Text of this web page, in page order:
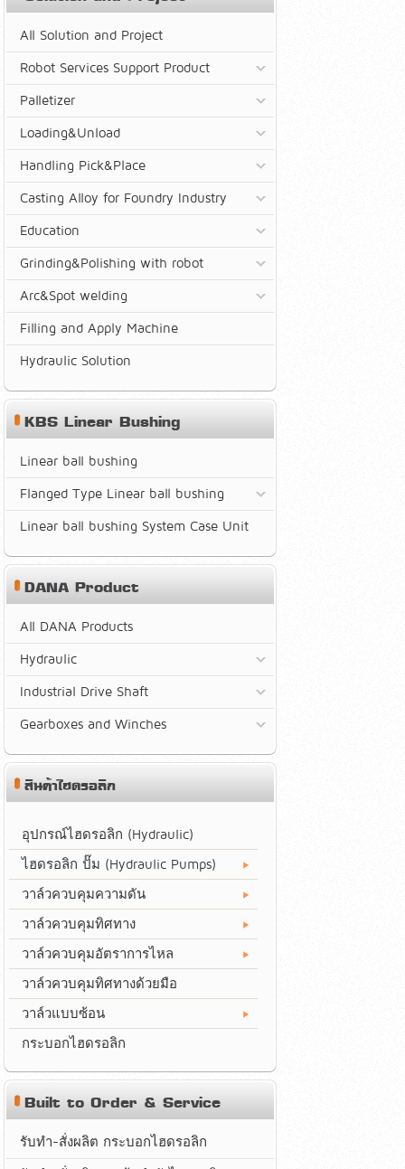
All Solution and Project
Robot Services Support Product
Palletizer
Loading&Unload
Handling Pick&Place
Casting Alloy for Foundry Industry
Education
Grinding&Polishing with robot
Arc&Spot welding
Filling and Apply Machine
Hydraulic Solution
KBS Linear Bushing
Linear ball bushing
Flanged Type Linear ball bushing
Linear ball bushing System Case Unit
DANA Product
All DANA Products
Hydraulic
Industrial Drive Shaft
Gearboxes and Winches
สินค้าไฮดรอลิก
อุปกรณ์ไฮดรอลิก (Hydraulic)
ไฮดรอลิก ปั๊ม (Hydraulic Pumps)
วาล์วควบคุมความดัน
วาล์วควบคุมทิศทาง
วาล์วควบคุมอัตราการไหล
วาล์วควบคุมทิศทางด้วยมือ
วาล์วแบบซ้อน
กระบอกไฮดรอลิก
Built to Order & Service
รับทำ-สั่งผลิต กระบอกไฮดรอลิก